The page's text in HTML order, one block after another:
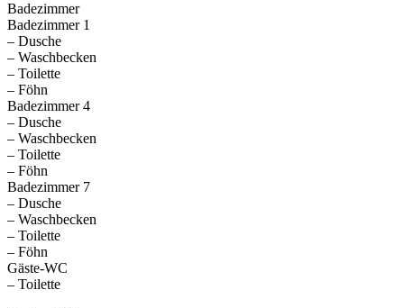
Badezimmer
Badezimmer 1
– Dusche
– Waschbecken
– Toilette
– Föhn
Badezimmer 4
– Dusche
– Waschbecken
– Toilette
– Föhn
Badezimmer 7
– Dusche
– Waschbecken
– Toilette
– Föhn
Gäste-WC
– Toilette